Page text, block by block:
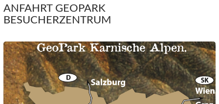
ANFAHRT GEOPARK
BESUCHERZENTRUM